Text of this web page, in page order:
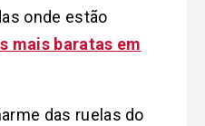
onde estão
mais baratas em
das ruelas do